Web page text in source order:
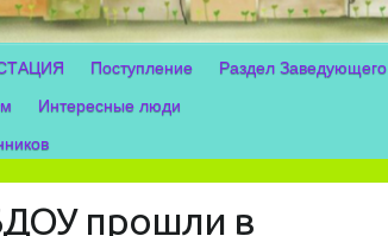
Поступление
Раздел Заведующего
Интересные люди
прошли в